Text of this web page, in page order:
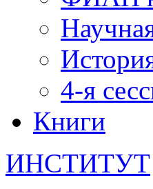
4-я
Книги
ИНСТИТУТ